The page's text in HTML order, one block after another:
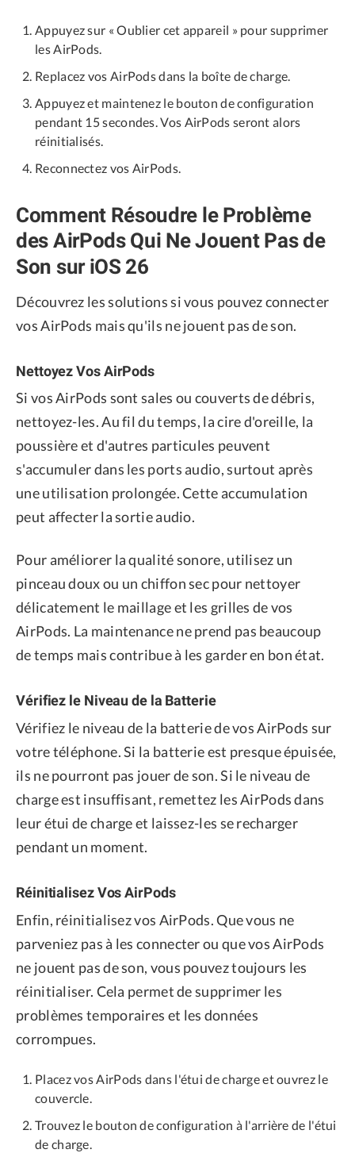
Appuyez sur « Oublier cet appareil » pour supprimer
les AirPods.
Replacez vos AirPods dans la boîte de charge.
Appuyez et maintenez le bouton de configuration
pendant 15 secondes. Vos AirPods seront alors
réinitialisés.
Reconnectez vos AirPods.
Comment Résoudre le Problème
des AirPods Qui Ne Jouent Pas de
Son sur iOS 26
Découvrez les solutions si vous pouvez connecter
vos AirPods mais qu'ils ne jouent pas de son.
Nettoyez Vos AirPods
Si vos AirPods sont sales ou couverts de débris,
nettoyez-les. Au fil du temps, la cire d'oreille, la
poussière et d'autres particules peuvent
s'accumuler dans les ports audio, surtout après
une utilisation prolongée. Cette accumulation
peut affecter la sortie audio.
Pour améliorer la qualité sonore, utilisez un
pinceau doux ou un chiffon sec pour nettoyer
délicatement le maillage et les grilles de vos
AirPods. La maintenance ne prend pas beaucoup
de temps mais contribue à les garder en bon état.
Vérifiez le Niveau de la Batterie
Vérifiez le niveau de la batterie de vos AirPods sur
votre téléphone. Si la batterie est presque épuisée,
ils ne pourront pas jouer de son. Si le niveau de
charge est insuffisant, remettez les AirPods dans
leur étui de charge et laissez-les se recharger
pendant un moment.
Réinitialisez Vos AirPods
Enfin, réinitialisez vos AirPods. Que vous ne
parveniez pas à les connecter ou que vos AirPods
ne jouent pas de son, vous pouvez toujours les
réinitialiser. Cela permet de supprimer les
problèmes temporaires et les données
corrompues.
Placez vos AirPods dans l'étui de charge et ouvrez le
couvercle.
Trouvez le bouton de configuration à l'arrière de l'étui
de charge.